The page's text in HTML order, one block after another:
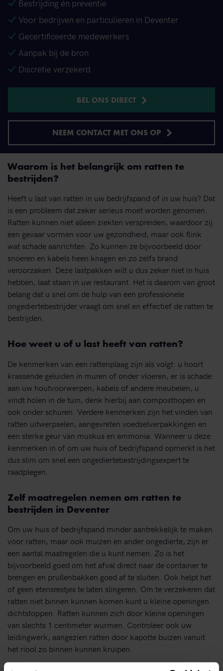
Bestrijding én preventie
Voor bedrijven en particulieren in Deventer
Gecertificeerde medewerkers
Aanpak bij de bron
Discretie verzekerd
BEL ONS DIRECT
NEEM CONTACT MET ONS OP
Waarom is het belangrijk om ratten te
bestrijden?
Heeft u last van ratten in uw bedrijfspand of in uw huis? Dat
is een probleem dat zeker serieus moet worden genomen.
Ratten kunnen niet alleen ziekten verspreiden, waardoor zij
een gevaar vormen voor uw gezondheid, maar ook flink
wat schade aanrichten. Zo kunnen ze bijvoorbeeld door
snoeren en kabels heen knagen en zo zelfs brand
veroorzaken. Deze lastpakken wilt u dus zeker niet in huis
hebben, laat staan in uw restaurant. Het is daarom van groot
belang dat u snel om de hulp van een professionele
ongediertebestrijder vraagt om snel en effectief de ratten te
bestrijden.
Hoe weet u of u last heeft van ratten?
De kenmerken van een rattenplaag zijn als volgt: u hoort
krassende geluiden in muren of onder vloeren, er is schade
aan uw houtvoorwerpen, kabels of andere meubelen, u
vindt holen in de tuin, denk hierbij aan composthopen en
ook onder schuren. Verdere kenmerken zijn het vinden van
ratten uitwerpselen, aangevreten voedselverpakkingen en
een sterke geur van muskus en ammonia. Wanneer u deze
kenmerken in of om uw huis of bedrijfspand opmerkt is het
dus slim om snel een ongediertebestrijdingsexpert te
raadplegen.
Zelf maatregelen nemen om ratten te
bestrijden in Deventer
Om uw huis of bedrijfspand minder aantrekkelijk te maken
voor ratten, maar ook muizen en ander ongedierte, zijn er
een aantal maatregelen die u kunt nemen. Zo is het
bijvoorbeeld goed om het afval direct naar de container te
brengen en prullenbakken goed af te sluiten. Ook helpt het
of geen etensrestjes te laten slingeren. Om te verzekeren dat
ratten niet binnen kunnen komen kunt u kleine openingen
dichtstoppen. Ratten kunnen zich door kleine openingen
van slechts 1 centimeter wurmen. Controleer ook uw
leidingwerk, aangezien ratten door kapotte buizen vanuit
het riool zo binnen kunnen kruipen.